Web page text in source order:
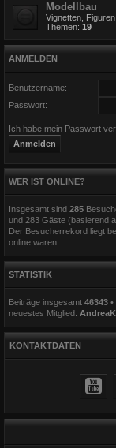
Modellbau
Vignetten,
Themen: 19
ANMELDEN
Benutzername:
Passwort:
Ich habe mein Passwort
WER IST ONLINE?
Insgesamt sind 285
und 283 Gäste (basierend
Der Besucherrekord liegt
online waren.
STATISTIK
Beiträge insgesamt 46343
neuestes Mitglied:
KONTAKTDATEN